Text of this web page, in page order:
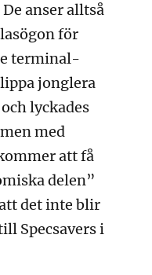
anser alltså
för
terminal-
jonglera
lyckades
med
att få
delen”
det inte blir
Specsavers i